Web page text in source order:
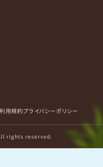
利用規約プライバシーポリシー
rights reserved.